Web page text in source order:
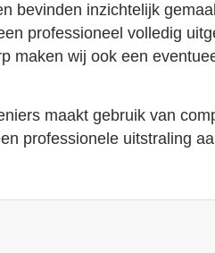
bevinden inzichtelijk
professioneel volledig
maken wij ook een
maakt gebruik van
professionele uitstraling